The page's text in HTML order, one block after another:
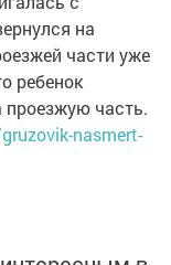
на
части уже
ребенок
часть.
nasmert-